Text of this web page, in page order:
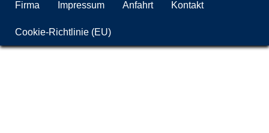
Firma Impressum Anfahrt Kontakt
Cookie-Richtlinie (EU)